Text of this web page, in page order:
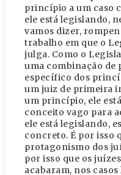
princípio a um caso
ele está legislando,
vamos dizer,
trabalho em que o
julga. Como o
uma combinação de
específico dos
um juiz de primeira
um princípio, ele
conceito vago para
ele está legislando,
concreto. É por isso
protagonismo dos
por isso que os
acabaram, nos